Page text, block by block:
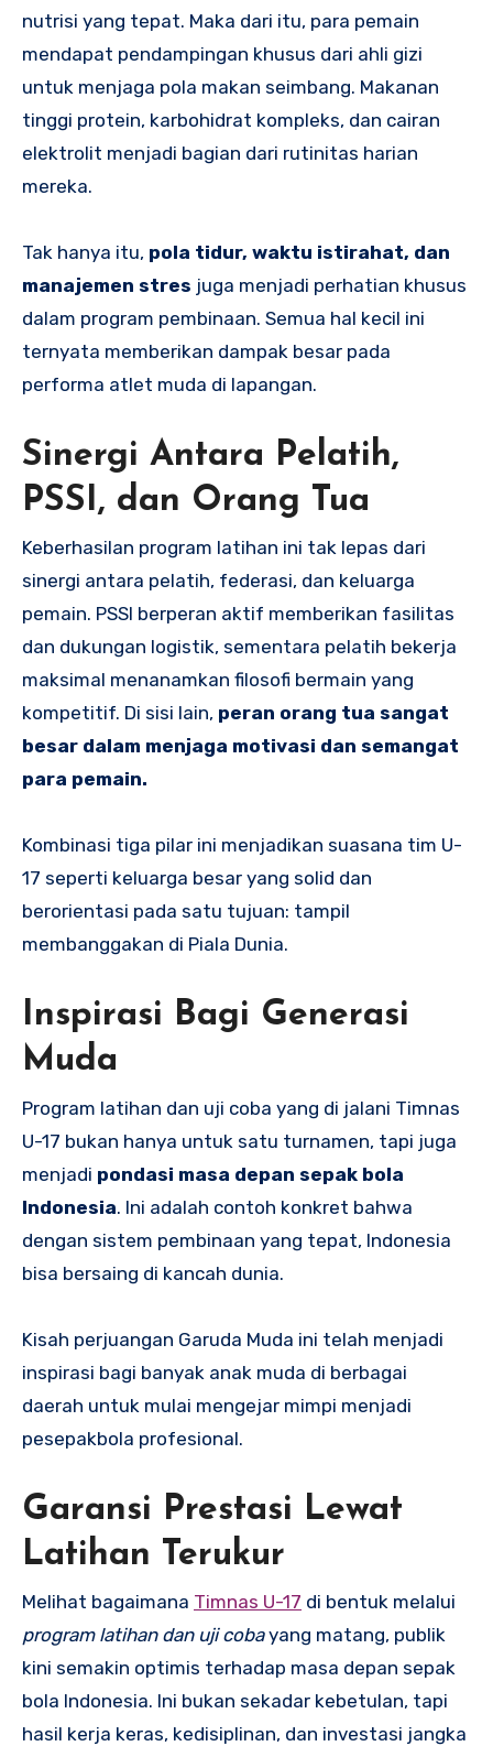
nutrisi yang tepat. Maka dari itu, para pemain
mendapat pendampingan khusus dari ahli gizi
untuk menjaga pola makan seimbang. Makanan
tinggi protein, karbohidrat kompleks, dan cairan
elektrolit menjadi bagian dari rutinitas harian
mereka.
Tak hanya itu, pola tidur, waktu istirahat, dan
manajemen stres juga menjadi perhatian khusus
dalam program pembinaan. Semua hal kecil ini
ternyata memberikan dampak besar pada
performa atlet muda di lapangan.
Sinergi Antara Pelatih,
PSSI, dan Orang Tua
Keberhasilan program latihan ini tak lepas dari
sinergi antara pelatih, federasi, dan keluarga
pemain. PSSI berperan aktif memberikan fasilitas
dan dukungan logistik, sementara pelatih bekerja
maksimal menanamkan filosofi bermain yang
kompetitif. Di sisi lain, peran orang tua sangat
besar dalam menjaga motivasi dan semangat
para pemain.
Kombinasi tiga pilar ini menjadikan suasana tim U-
17 seperti keluarga besar yang solid dan
berorientasi pada satu tujuan: tampil
membanggakan di Piala Dunia.
Inspirasi Bagi Generasi
Muda
Program latihan dan uji coba yang di jalani Timnas
U-17 bukan hanya untuk satu turnamen, tapi juga
menjadi pondasi masa depan sepak bola
Indonesia. Ini adalah contoh konkret bahwa
dengan sistem pembinaan yang tepat, Indonesia
bisa bersaing di kancah dunia.
Kisah perjuangan Garuda Muda ini telah menjadi
inspirasi bagi banyak anak muda di berbagai
daerah untuk mulai mengejar mimpi menjadi
pesepakbola profesional.
Garansi Prestasi Lewat
Latihan Terukur
Melihat bagaimana Timnas U-17 di bentuk melalui
program latihan dan uji cobayang matang, publik
kini semakin optimis terhadap masa depan sepak
bola Indonesia. Ini bukan sekadar kebetulan, tapi
hasil kerja keras, kedisiplinan, dan investasi jangka